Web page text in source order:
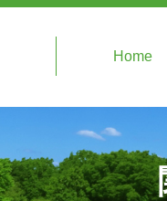
Home